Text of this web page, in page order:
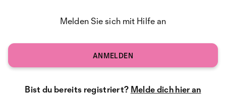
Melden Sie sich mit Hilfe an
ANMELDEN
Bist du bereits registriert? Melde dich hier an